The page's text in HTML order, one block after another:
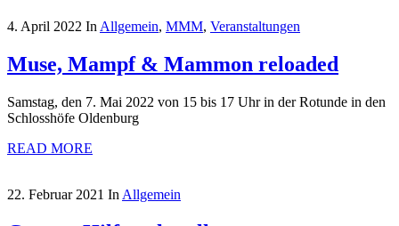
4. April 2022 InAllgemein, MMM, Veranstaltungen
Muse, Mampf & Mammon reloaded
Samstag, den 7. Mai 2022 von 15 bis 17 Uhr in der Rotunde in den
Schlosshöfe Oldenburg
READ MORE
22. Februar 2021 In Allgemein